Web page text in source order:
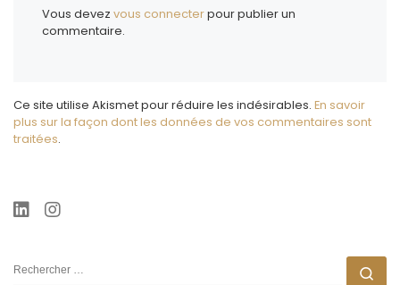
Vous devezvous connecterpour publier un
commentaire.
Ce site utilise Akismet pour réduire les indésirables. En savoir
plus sur la façon dont les données de vos commentaires sont
traitées.
RECHERCHER